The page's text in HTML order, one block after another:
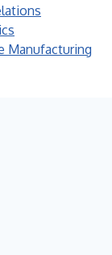
Manufacturing